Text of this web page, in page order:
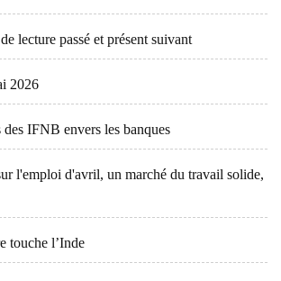
lecture passé et présent suivant
2026
des IFNB envers les banques
l'emploi d'avril, un marché du travail solide,
touche l’Inde